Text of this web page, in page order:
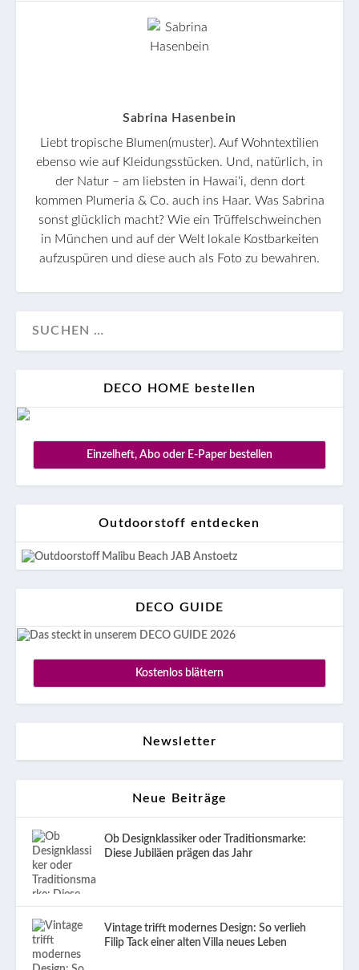
Sabrina Hasenbein
Liebt tropische Blumen(muster). Auf Wohntextilien
ebenso wie auf Kleidungsstücken. Und, natürlich, in
der Natur – am liebsten in Hawaiʻi, denn dort
kommen Plumeria & Co. auch ins Haar. Was Sabrina
sonst glücklich macht? Wie ein Trüffelschweinchen
in München und auf der Welt lokale Kostbarkeiten
aufzuspüren und diese auch als Foto zu bewahren.
DECO HOME bestellen
Einzelheft, Abo oder E-Paper bestellen
Outdoorstoff entdecken
DECO GUIDE
Kostenlos blättern
Newsletter
Neue Beiträge
Ob Designklassiker oder Traditionsmarke:
Diese Jubiläen prägen das Jahr
Vintage trifft modernes Design: So verlieh
Filip Tack einer alten Villa neues Leben